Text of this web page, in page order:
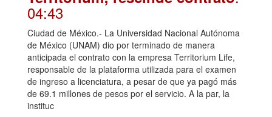
04:43
Ciudad de México.- La Universidad Nacional Autónoma
de México (UNAM) dio por terminado de manera
anticipada el contrato con la empresa Territorium Life,
responsable de la plataforma utilizada para el examen
de ingreso a licenciatura, a pesar de que ya pagó más
de 69.1 millones de pesos por el servicio. A la par, la
instituc